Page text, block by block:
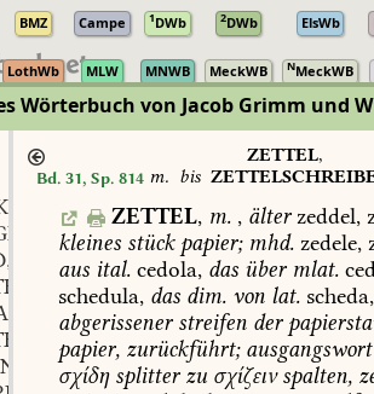
BMZ Campe 1DWb 2DWb ElsWb
LothWb MLW MNWB MeckWB NMeckWB
Wörterbuch von Jacob Grimm und
m.
,
m.
Bd. 31, Sp. 814
ZETTEL,
m. bis
ZETTEL, m. , älterzeddel,
kleines stückpapier;mhd. zedele,
aus ital. cedola, das übermlat.
schedula, das dim. von lat. scheda,
abgerissenerstreifen der
papier, zurückführt;ausgangswort
σχίδη splitterzu σχίζειν spalten,